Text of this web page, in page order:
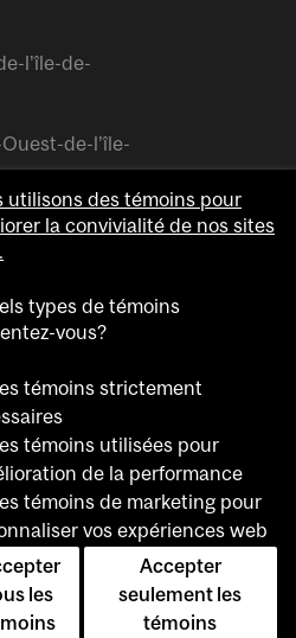
l’île-de-
de-l’île-
de
utilisons des témoins pour
la convivialité de nos sites
types de témoins
vous?
témoins strictement
témoins utilisées pour
de la performance
témoins de marketing pour
vos expériences web
les
Accepter
seulement les
témoins